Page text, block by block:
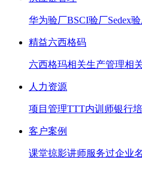
华为验厂BSCI验厂Sedex
精益六西格码
六西格玛相关生产管理相
人力资源
项目管理TTT内训师银行
客户案例
课堂掠影讲师服务过企业